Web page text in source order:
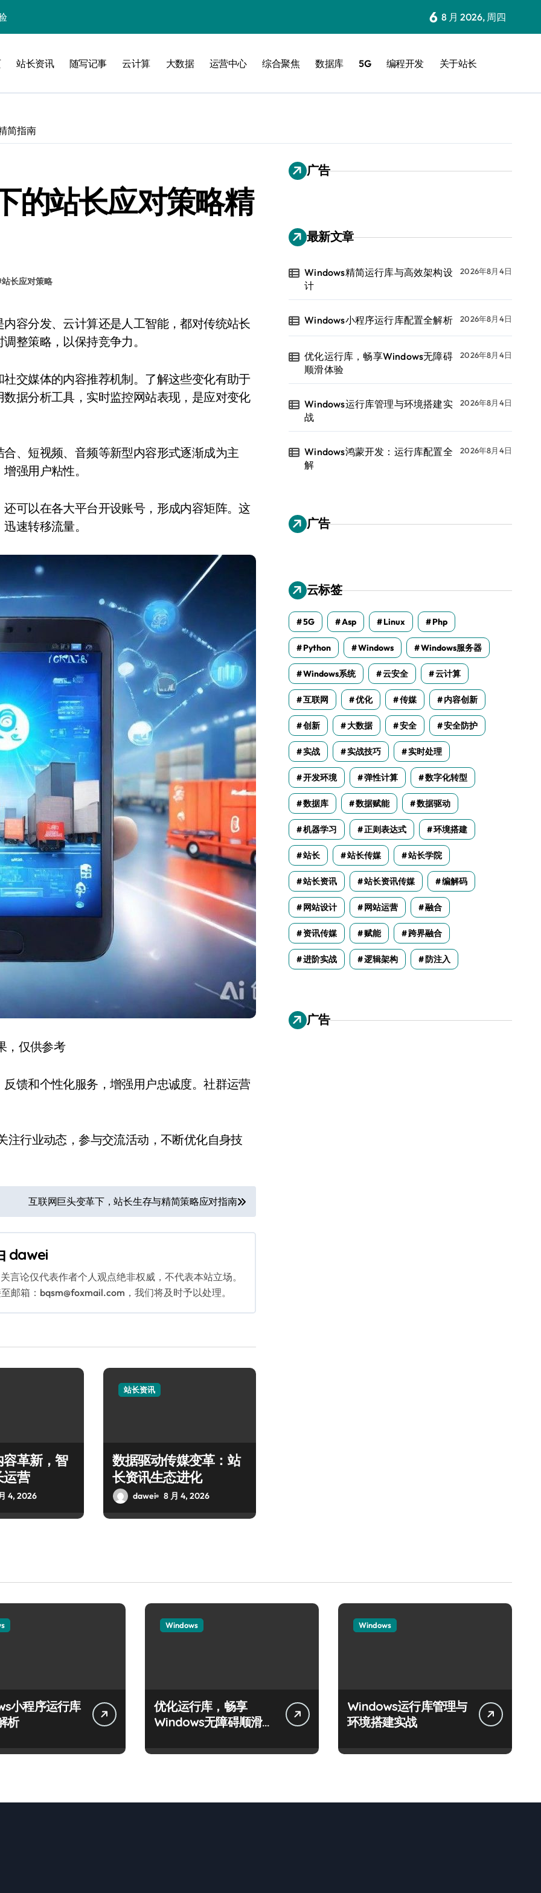
6 8 月 2026, 周四
站长资讯 随写记事 云计算 大数据 运营中心 综合聚焦 数据库 5G 编程开发 关于站长
简指南
的站长应对策略精
站长应对策略
整策略，以保持竞争力。
交媒体的内容推荐机制。了解这些变化有助于
据分析工具，实时监控网站表现，是应对变化
、短视频、音频等新型内容形式逐渐成为主
强用户粘性。
可以在各大平台开设账号，形成内容矩阵。这
速转移流量。
，仅供参考
馈和个性化服务，增强用户忠诚度。社群运营
注行业动态，参与交流活动，不断优化自身技
互联网巨头变革下，站长生存与精简策略应对指南
dawei
言论仅代表作者个人观点绝非权威，不代表本站立场。
邮箱：bqsm@foxmail.com，我们将及时予以处理。
革新，智
运营
4, 2026
站长资讯
数据驱动传媒变革：站
长资讯生态进化
dawei 8 月 4, 2026
广告
最新文章
Windows精简运行库与高效架构设
计
2026年8月4日
Windows小程序运行库配置全解析 2026年8月4日
优化运行库，畅享Windows无障碍
顺滑体验
2026年8月4日
Windows运行库管理与环境搭建实
战
2026年8月4日
Windows鸿蒙开发：运行库配置全
解
2026年8月4日
广告
云标签
5G Asp Linux Php
Python Windows Windows服务器
Windows系统 云安全 云计算
互联网 优化 传媒 内容创新
创新 大数据 安全 安全防护
实战 实战技巧 实时处理
开发环境 弹性计算 数字化转型
数据库 数据赋能 数据驱动
机器学习 正则表达式 环境搭建
站长 站长传媒 站长学院
站长资讯 站长资讯传媒 编解码
网站设计 网站运营 融合
资讯传媒 赋能 跨界融合
进阶实战 逻辑架构 防注入
广告
小程序运行库
析
Windows
优化运行库，畅享
Windows无障碍顺滑体
Windows
Windows运行库管理与
环境搭建实战